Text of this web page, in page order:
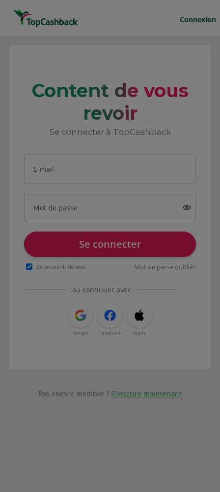
Connexion
Content de vous
revoir
Se connecter à TopCashback
E-mail
Mot de passe
Se connecter
Se souvenir de moi Mot de passe oublié?
ou continuer avec
Google Facebook Apple
Pas encore membre ? S'inscrire maintenant